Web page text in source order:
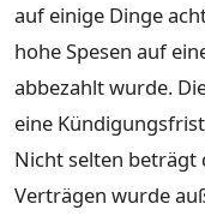
auf einige Dinge
hohe Spesen auf
abbezahlt wurde.
eine
Nicht selten beträgt
Verträgen wurde